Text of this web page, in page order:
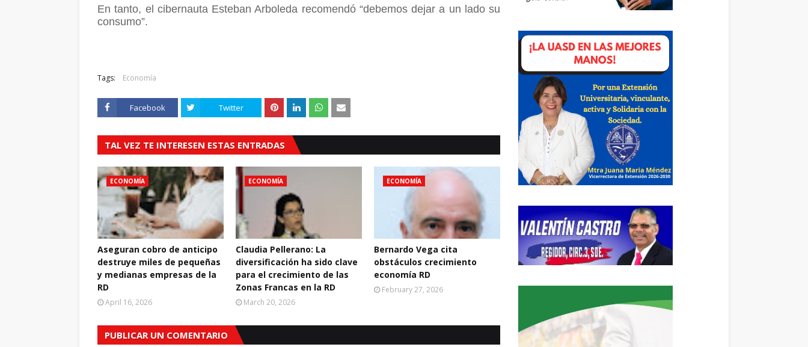
En tanto, el cibernauta Esteban Arboleda recomendó “debemos dejar a un lado su
consumo”.
Tags: Economía
Facebook Twitter
TAL VEZ TE INTERESEN ESTAS ENTRADAS
ECONOMÍA
Aseguran cobro de anticipo
destruye miles de pequeñas
y medianas empresas de la
RD
April 16, 2026
ECONOMÍA
Claudia Pellerano: La
diversificación ha sido clave
para el crecimiento de las
Zonas Francas en la RD
March 20, 2026
ECONOMÍA
Bernardo Vega cita
obstáculos crecimiento
economía RD
February 27, 2026
PUBLICAR UN COMENTARIO